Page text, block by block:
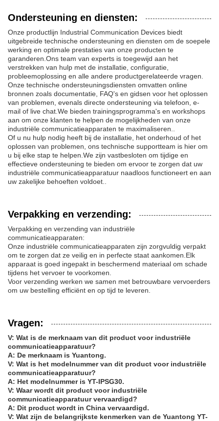
Ondersteuning en diensten:
Onze productlijn Industrial Communication Devices biedt
uitgebreide technische ondersteuning en diensten om de soepele
werking en optimale prestaties van onze producten te
garanderen.Ons team van experts is toegewijd aan het
verstrekken van hulp met de installatie, configuratie,
probleemoplossing en alle andere productgerelateerde vragen.
Onze technische ondersteuningsdiensten omvatten online
bronnen zoals documentatie, FAQ's en gidsen voor het oplossen
van problemen, evenals directe ondersteuning via telefoon, e-
mail of live chat.We bieden trainingsprogramma's en workshops
aan om onze klanten te helpen de mogelijkheden van onze
industriële communicatieapparaten te maximaliseren..
Of u nu hulp nodig heeft bij de installatie, het onderhoud of het
oplossen van problemen, ons technische supportteam is hier om
u bij elke stap te helpen.We zijn vastbesloten om tijdige en
effectieve ondersteuning te bieden om ervoor te zorgen dat uw
industriële communicatieapparatuur naadloos functioneert en aan
uw zakelijke behoeften voldoet..
Verpakking en verzending:
Verpakking en verzending van industriële
communicatieapparaten:
Onze industriële communicatieapparaten zijn zorgvuldig verpakt
om te zorgen dat ze veilig en in perfecte staat aankomen.Elk
apparaat is goed ingepakt in beschermend materiaal om schade
tijdens het vervoer te voorkomen.
Voor verzending werken we samen met betrouwbare vervoerders
om uw bestelling efficiënt en op tijd te leveren.
Vragen:
V: Wat is de merknaam van dit product voor industriële
communicatieapparatuur?
A: De merknaam is Yuantong.
V: Wat is het modelnummer van dit product voor industriële
communicatieapparatuur?
A: Het modelnummer is YT-IPSG30.
V: Waar wordt dit product voor industriële
communicatieapparatuur vervaardigd?
A: Dit product wordt in China vervaardigd.
V: Wat zijn de belangrijkste kenmerken van de Yuantong YT-